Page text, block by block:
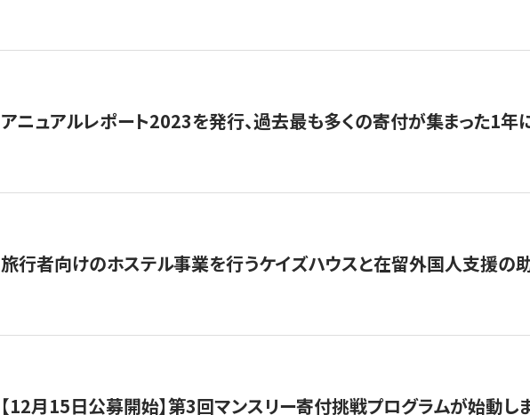
アニュアルレポート2023を発行、過去最も多くの寄付が集まった1年
旅行者向けのホステル事業を行うケイズハウスと在留外国人支援の
【12月15日公募開始】第3回マンスリー寄付挑戦プログラムが始動し